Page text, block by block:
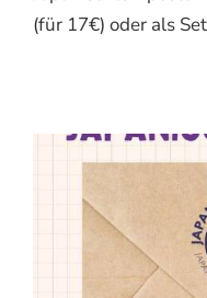
(für 17€) oder als